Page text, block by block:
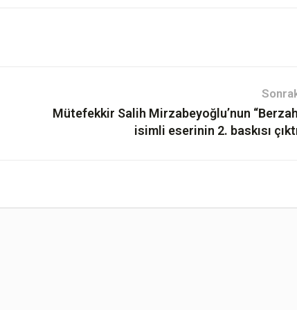
Mütefekkir Salih Mirzabeyoğlu’nun
isimli eserinin 2. baskısı